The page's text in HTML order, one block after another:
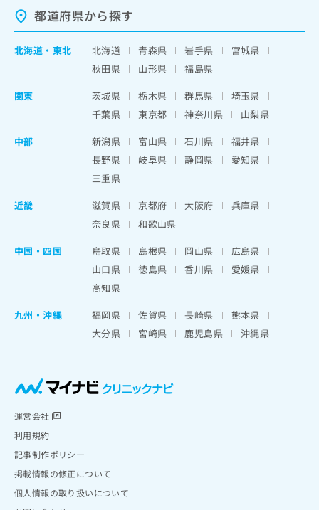
都道府県から探す
北海道 ・ 東北 北海道 青森県 岩手県
宮城県
秋田県
山形県
福島県
関東
茨城県 栃木県 群馬県
埼玉県
千葉県
東京都 神奈川県
山梨県
中部
新潟県 富山県 石川県
福井県
長野県
岐阜県 静岡県
愛知県
三重県
近畿
滋賀県 京都府 大阪府
兵庫県
奈良県
和歌山県
中国・四国
鳥取県 島根県 岡山県
広島県
山口県
徳島県 香川県
愛媛県
高知県
九州・沖縄
福岡県 佐賀県 長崎県
熊本県
大分県
宮崎県 鹿児島県 沖縄県
運営会社
利用規約
記事制作ポリシー
掲載情報の修正について
個人情報の取り扱いについて